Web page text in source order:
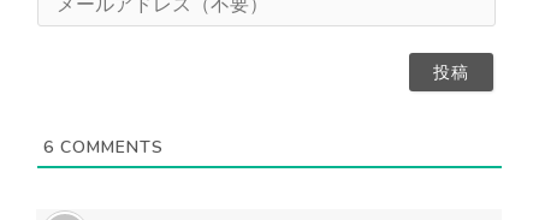
意
（
6 COMMENTS